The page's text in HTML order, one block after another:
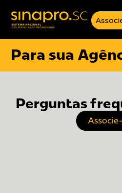
Para sua
Perguntas